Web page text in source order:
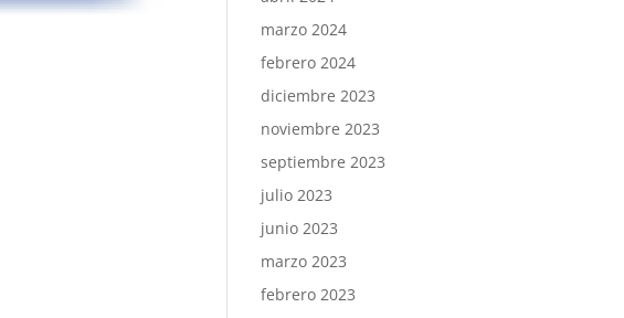
marzo 2024
febrero 2024
diciembre 2023
noviembre 2023
septiembre 2023
julio 2023
junio 2023
marzo 2023
febrero 2023